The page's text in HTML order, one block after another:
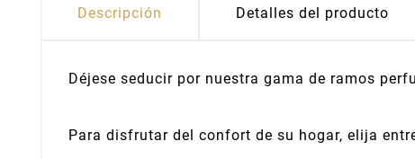
Descripción Detalles del producto
Déjese seducir por nuestra gama de ramos
Para disfrutar del confort de su hogar, elija